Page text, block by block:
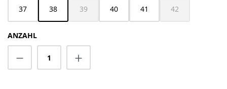
37 38 39
(Diese Option ist zurzeit nicht verfügbar.)
40 41 42
(Diese Option ist
ANZAHL
Produkt Anzahl: Gib den gewünschten